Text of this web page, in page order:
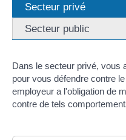
Secteur privé
Secteur public
Dans le secteur privé, vous
pour vous défendre contre
employeur a l'obligation de
contre de tels